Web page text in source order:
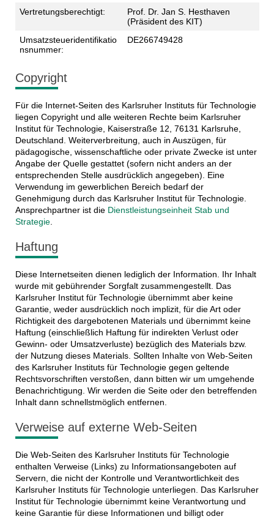
Vertretungsberechtigt:
Prof. Dr. Jan S. Hesthaven
(Präsident des KIT)
Umsatzsteueridentifikatio
nsnummer:
DE266749428
Copyright
Für die Internet-Seiten des Karlsruher Instituts für Technologie
liegen Copyright und alle weiteren Rechte beim Karlsruher
Institut für Technologie, Kaiserstraße 12, 76131 Karlsruhe,
Deutschland. Weiterverbreitung, auch in Auszügen, für
pädagogische, wissenschaftliche oder private Zwecke ist unter
Angabe der Quelle gestattet (sofern nicht anders an der
entsprechenden Stelle ausdrücklich angegeben). Eine
Verwendung im gewerblichen Bereich bedarf der
Genehmigung durch das Karlsruher Institut für Technologie.
Ansprechpartner ist die Dienstleistungseinheit Stab und
Strategie.
Haftung
Diese Internetseiten dienen lediglich der Information. Ihr Inhalt
wurde mit gebührender Sorgfalt zusammengestellt. Das
Karlsruher Institut für Technologie übernimmt aber keine
Garantie, weder ausdrücklich noch implizit, für die Art oder
Richtigkeit des dargebotenen Materials und übernimmt keine
Haftung (einschließlich Haftung für indirekten Verlust oder
Gewinn- oder Umsatzverluste) bezüglich des Materials bzw.
der Nutzung dieses Materials. Sollten Inhalte von Web-Seiten
des Karlsruher Instituts für Technologie gegen geltende
Rechtsvorschriften verstoßen, dann bitten wir um umgehende
Benachrichtigung. Wir werden die Seite oder den betreffenden
Inhalt dann schnellstmöglich entfernen.
Verweise auf externe Web-Seiten
Die Web-Seiten des Karlsruher Instituts für Technologie
enthalten Verweise (Links) zu Informationsangeboten auf
Servern, die nicht der Kontrolle und Verantwortlichkeit des
Karlsruher Instituts für Technologie unterliegen. Das Karlsruher
Institut für Technologie übernimmt keine Verantwortung und
keine Garantie für diese Informationen und billigt oder